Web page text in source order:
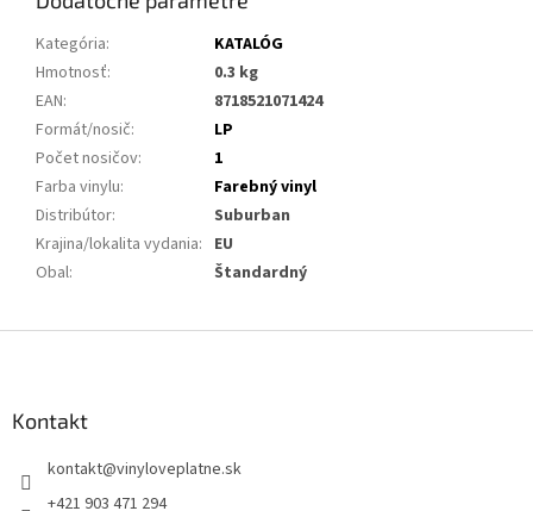
Kategória:
KATALÓG
Hmotnosť:
0.3 kg
EAN:
8718521071424
Formát/nosič:
LP
Počet nosičov:
1
Farba vinylu:
Farebný vinyl
Distribútor:
Suburban
Krajina/lokalita vydania: EU
Obal: Štandardný
Kontakt
kontakt@vinyloveplatne.sk
+421 903 471 294